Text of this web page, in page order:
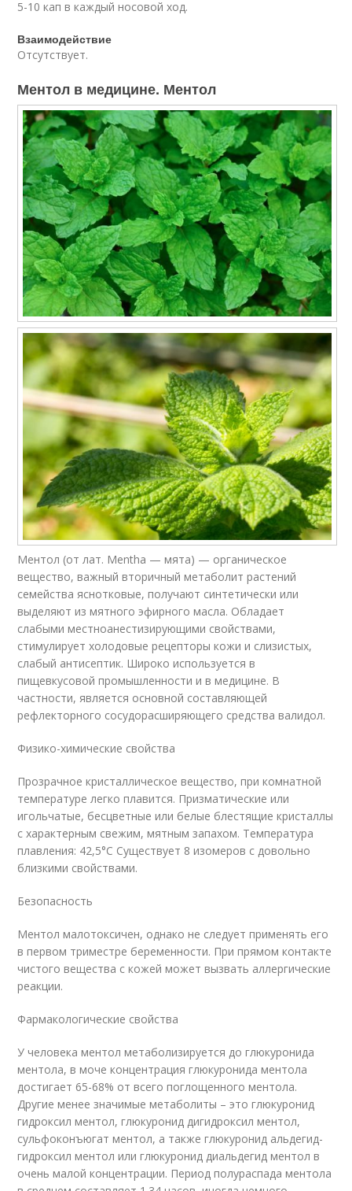
5-10 кап в каждый носовой ход.
Взаимодействие
Отсутствует.
Ментол в медицине. Ментол
Ментол (от лат. Mentha — мята) — органическое
вещество, важный вторичный метаболит растений
семейства яснотковые, получают синтетически или
выделяют из мятного эфирного масла. Обладает
слабыми местноанестизирующими свойствами,
стимулирует холодовые рецепторы кожи и слизистых,
слабый антисептик. Широко используется в
пищевкусовой промышленности и в медицине. В
частности, является основной составляющей
рефлекторного сосудорасширяющего средства валидол.
Физико-химические свойства
Прозрачное кристаллическое вещество, при комнатной
температуре легко плавится. Призматические или
игольчатые, бесцветные или белые блестящие кристаллы
с характерным свежим, мятным запахом. Температура
плавления: 42,5°С Существует 8 изомеров с довольно
близкими свойствами.
Безопасность
Ментол малотоксичен, однако не следует применять его
в первом триместре беременности. При прямом контакте
чистого вещества с кожей может вызвать аллергические
реакции.
Фармакологические свойства
У человека ментол метаболизируется до глюкуронида
ментола, в моче концентрация глюкуронида ментола
достигает 65-68% от всего поглощенного ментола.
Другие менее значимые метаболиты – это глюкуронид
гидроксил ментол, глюкуронид дигидроксил ментол,
сульфоконъюгат ментол, а также глюкуронид альдегид-
гидроксил ментол или глюкуронид диальдегид ментол в
очень малой концентрации. Период полураспада ментола